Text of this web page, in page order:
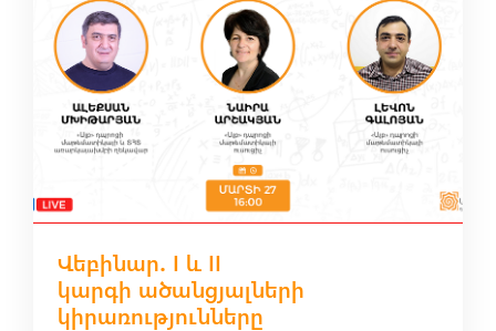
Վեբինար․ I և II
կարգի ածանցյալների
կիրառությունները